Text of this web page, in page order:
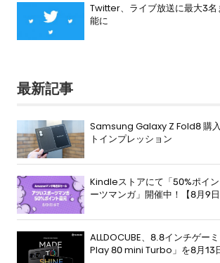
Twitter、ライブ放送に最大3名
能に
最新記事
Samsung Galaxy Z Fold8 購
トインプレッション
Kindleストアにて「50%ポイ
ーツマンガ」開催中！【8月9日
ALLDOCUBE、8.8インチゲー
Play 80 mini Turbo」を8月13